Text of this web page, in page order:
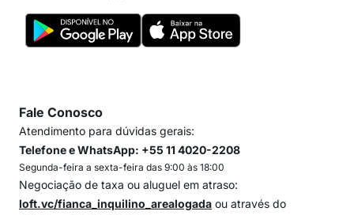
Fale Conosco
Atendimento para dúvidas gerais:
Telefone e WhatsApp: +55 11 4020-2208
Segunda-feira a sexta-feira das 9:00 às 18:00
Negociação de taxa ou aluguel em atraso:
loft.vc/fianca_inquilino_arealogada ou através do